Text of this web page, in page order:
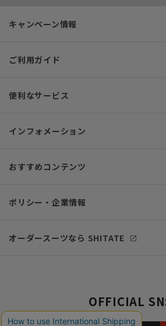
キャンペーン情報
ご利用ガイド
便利なサービス
インフォメーション
おすすめコンテンツ
ポリシー・企業情報
オーダースーツなら SHITATE
OFFICIAL